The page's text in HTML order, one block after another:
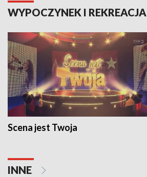
WYPOCZYNEK I REKREACJA
Scena jest Twoja
INNE